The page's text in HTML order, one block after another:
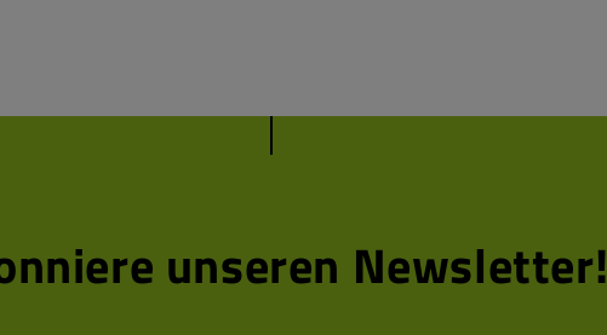
unseren Newsletter!